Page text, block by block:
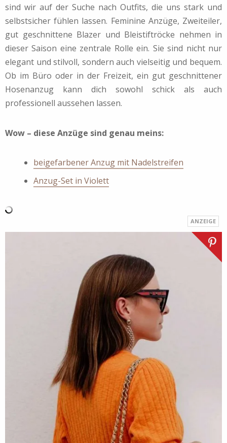
sind wir auf der Suche nach Outfits, die uns stark und
selbstsicher fühlen lassen. Feminine Anzüge, Zweiteiler,
gut geschnittene Blazer und Bleistiftröcke nehmen in
dieser Saison eine zentrale Rolle ein. Sie sind nicht nur
elegant und stilvoll, sondern auch vielseitig und bequem.
Ob im Büro oder in der Freizeit, ein gut geschnittener
Hosenanzug kann dich sowohl schick als auch
professionell aussehen lassen.
Wow – diese Anzüge sind genau meins:
beigefarbener Anzug mit Nadelstreifen
Anzug-Set in Violett